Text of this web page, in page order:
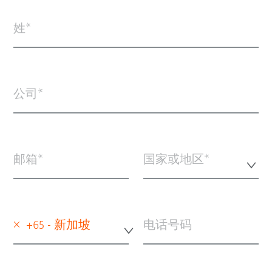
姓
公司
邮箱 国家或地区*
× +65 - 新加坡 电话号码